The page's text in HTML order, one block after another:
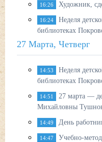
16:26 Художник,
16:24
Неделя
библиотеках
27 Марта, Четверг
14:53
Неделя
библиотеках
14:51
27 марта —
Михайловны
14:49 День
14:47
Учебно-